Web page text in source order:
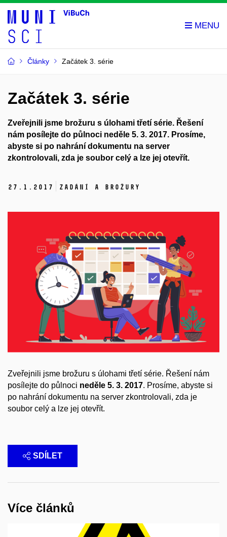
Články Začátek 3. série
Začátek 3. série
Zveřejnili jsme brožuru s úlohami třetí série. Řešení
nám posílejte do půlnoci neděle 5. 3. 2017. Prosíme,
abyste si po nahrání dokumentu na server
zkontrolovali, zda je soubor celý a lze jej otevřít.
27. 1. 2017 Zadání a brožury
Zveřejnili jsme brožuru s úlohami třetí série. Řešení nám
posílejte do půlnoci neděle 5. 3. 2017. Prosíme, abyste si
po nahrání dokumentu na server zkontrolovali, zda je
soubor celý a lze jej otevřít.
SDÍLET
Více článků